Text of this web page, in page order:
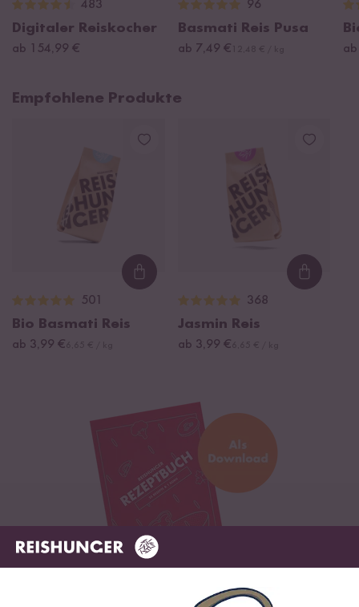
483
Digitaler Reiskocher
ab 154,99 €
96
Basmati Reis Pusa
ab 7,49 €
Empfohlene Produkte
Loading...
501
Bio Basmati Reis
ab 3,99 €
368
Jasmin Reis
ab 3,99 €